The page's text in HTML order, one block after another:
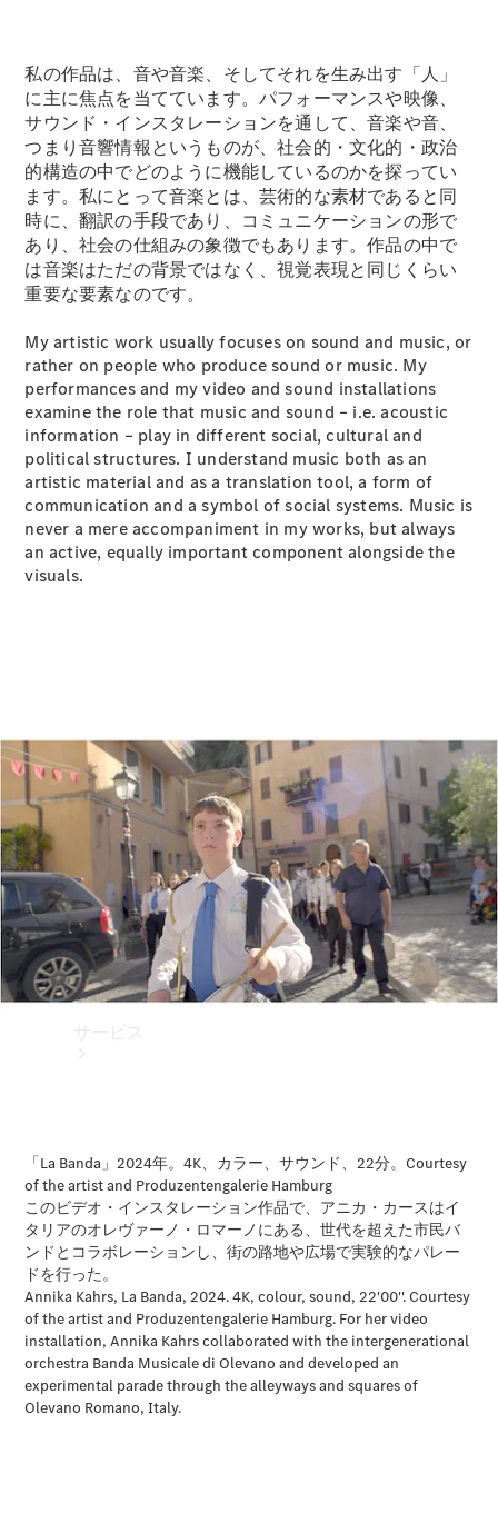
試乗リクエ
スト
デジタルプ
ロダクト
サービスプ
ログラム
アクセサ
リー/コレ
クション
Mercedes-
Collection
カーケア
アフターサ
ービス
メルセデス
の電気自動
車を選ぶ理
由
私の作品は、音や音楽、そしてそれを生み出す「人」
に主に焦点を当てています。パフォーマンスや映像、
サウンド・インスタレーションを通して、音楽や音、
つまり音響情報というものが、社会的・文化的・政治
的構造の中でどのように機能しているのかを探ってい
ます。私にとって音楽とは、芸術的な素材であると同
時に、翻訳の手段であり、コミュニケーションの形で
あり、社会の仕組みの象徴でもあります。作品の中で
は音楽はただの背景ではなく、視覚表現と同じくらい
重要な要素なのです。
My artistic work usually focuses on sound and music, or
rather on people who produce sound or music. My
performances and my video and sound installations
examine the role that music and sound – i.e. acoustic
information – play in different social, cultural and
political structures. I understand music both as an
artistic material and as a translation tool, a form of
communication and a symbol of social systems. Music is
never a mere accompaniment in my works, but always
an active, equally important component alongside the
visuals.